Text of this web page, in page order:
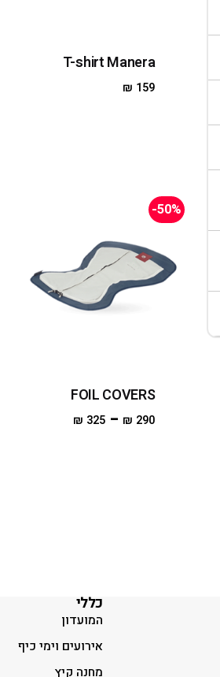
T-shirt Manera
₪ 159
-50%
FOIL COVERS
₪ 290
–
₪ 325
כללי
המועדון
אירועים וימי כיף
מחנה קיץ